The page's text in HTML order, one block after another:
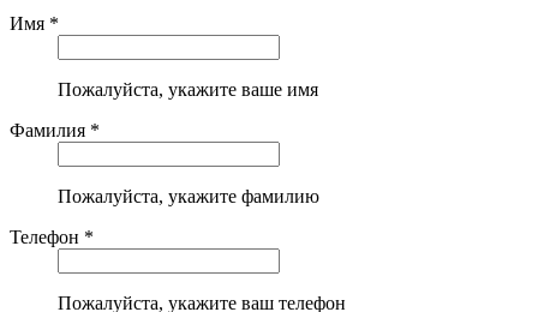
Имя *
Пожалуйста, укажите ваше имя
Фамилия *
Пожалуйста, укажите фамилию
Телефон *
Пожалуйста, укажите ваш телефон